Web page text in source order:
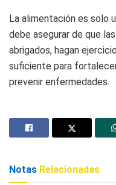
La alimentación es solo
debe asegurar de que
abrigados, hagan
suficiente para
prevenir enfermedades.
Notas Relacionadas